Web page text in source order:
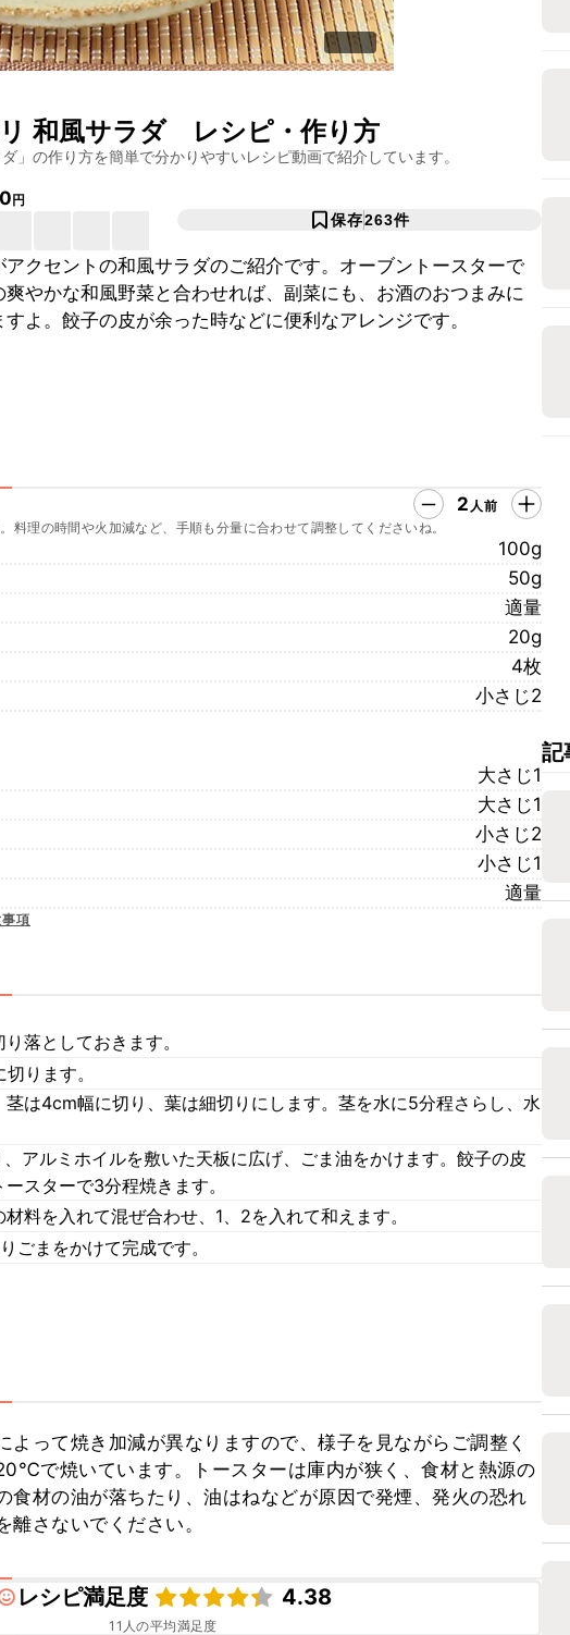
和風サラダレシピ・作り方
」の作り方を簡単で分かりやすいレシピ動画で紹介しています。
円
保存263件
クセントの和風サラダのご紹介です。オーブントースターで
やかな和風野菜と合わせれば、副菜にも、お酒のおつまみに
よ。餃子の皮が余った時などに便利なアレンジです。
2 人前
料理の時間や火加減など、手順も分量に合わせて調整してくださいね。
100g
50g
適量
20g
4枚
小さじ2
大さじ1
大さじ1
小さじ2
小さじ1
適量
項
落としておきます。
ります。
は4cm幅に切り、葉は細切りにします。茎を水に5分程さらし、水
アルミホイルを敷いた天板に広げ、ごま油をかけます。餃子の皮
スターで3分程焼きます。
料を入れて混ぜ合わせ、1、2を入れて和えます。
ごまをかけて完成です。
よって焼き加減が異なりますので、様子を見ながらご調整く
で焼いています。トースターは庫内が狭く、食材と熱源の
食材の油が落ちたり、油はねなどが原因で発煙、発火の恐れ
さないでください。
レシピ満足度
4.38
11 人の平均満足度
記